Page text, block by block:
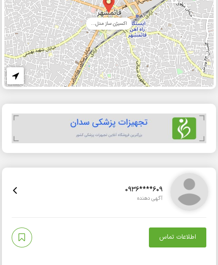
اکسیژن ساز مدل...
0936****609
آگهی دهنده
اطلاعات تماس